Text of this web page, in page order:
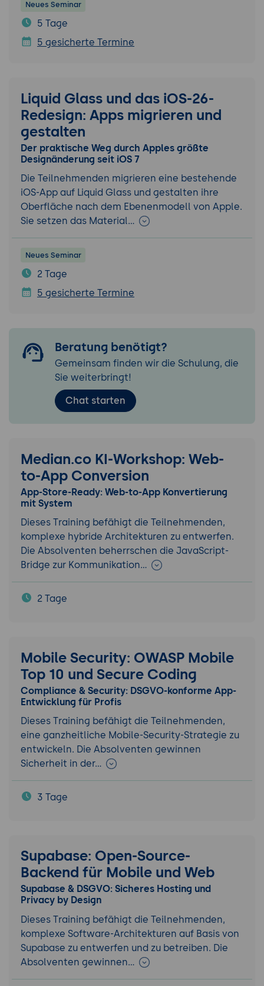
Neues Seminar
5 Tage
5 gesicherte Termine
Liquid Glass und das iOS-26-
Redesign: Apps migrieren und
gestalten
Der praktische Weg durch Apples größte
Designänderung seit iOS 7
Die Teilnehmenden migrieren eine bestehende
iOS-App auf Liquid Glass und gestalten ihre
Oberfläche nach dem Ebenenmodell von Apple.
Sie setzen das Material…
Neues Seminar
2 Tage
5 gesicherte Termine
Beratung benötigt?
Gemeinsam finden wir die Schulung, die
Sie weiterbringt!
Chat starten
Median.co KI-Workshop: Web-
to-App Conversion
App-Store-Ready: Web-to-App Konvertierung
mit System
Dieses Training befähigt die Teilnehmenden,
komplexe hybride Architekturen zu entwerfen.
Die Absolventen beherrschen die JavaScript-
Bridge zur Kommunikation…
2 Tage
Mobile Security: OWASP Mobile
Top 10 und Secure Coding
Compliance & Security: DSGVO-konforme App-
Entwicklung für Profis
Dieses Training befähigt die Teilnehmenden,
eine ganzheitliche Mobile-Security-Strategie zu
entwickeln. Die Absolventen gewinnen
Sicherheit in der…
3 Tage
Supabase: Open-Source-
Backend für Mobile und Web
Supabase & DSGVO: Sicheres Hosting und
Privacy by Design
Dieses Training befähigt die Teilnehmenden,
komplexe Software-Architekturen auf Basis von
Supabase zu entwerfen und zu betreiben. Die
Absolventen gewinnen…